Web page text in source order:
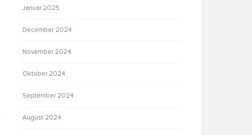
Januar 2025
December 2024
November 2024
Oktober 2024
September 2024
August 2024